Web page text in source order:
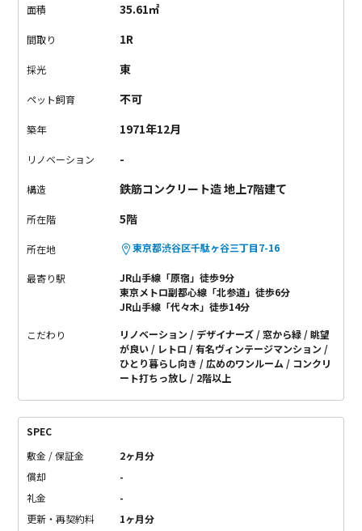
も、個人的にかなりオススメ！
な備考・注意点》
・目の前は線路になります。
洗濯物はバルコニーに干せません（屋上となります）
面積 35.61㎡
間取り 1R
採光 東
ペット飼育 不可
築年 1971年12月
リノベーション -
構造 鉄筋コンクリート造 地上7階建て
所在階 5階
所在地 東京都渋谷区千駄ヶ谷三丁目7-16
最寄り駅
JR山手線「原宿」徒歩9分
東京メトロ副都心線「北参道」徒歩6分
JR山手線「代々木」徒歩14分
こだわり リノベーション デザイナーズ 窓から緑
眺望
が良い
レトロ
有名ヴィンテージマンション
ひとり暮らし向き
広めのワンルーム
コンクリ
ート打ちっ放し
2階以上
SPEC
敷金 / 保証金
2ヶ月分
償却
-
礼金
-
更新・再契約料
1ヶ月分